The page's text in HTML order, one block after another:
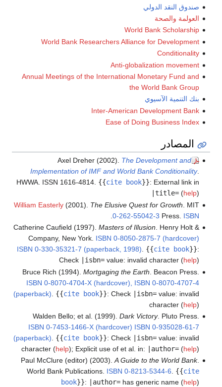
صندوق النقد الدولي
العولمة والصحة
World Bank Scholarship
World Bank Researchers Alliance for Development
Conditionality
Anti-globalization movement
Annual Meetings of the International Monetary Fund and
the World Bank Group
بنك التنمية الآسيوي
Inter-American Development Bank
Ease of Doing Business Index
المصادر
Axel Dreher (2002). The Development and
Implementation of IMF and World Bank Conditionality.
HWWA. ISSN 1616-4814. {{cite book}}: External link in
|title=(help)
William Easterly(2001). The Elusive Quest for Growth . MIT
Press. ISBN
0-262-55042-3
Catherine Caufield (1997). Masters of Illusion . Henry Holt &
Company, New York. ISBN 0-8050-2875-7 (hardcover)
ISBN 0-330-35321-7 (paperback, 1998)
{{cite book}}:
Check
|isbn=value: invalid character (help)
Bruce Rich (1994). Mortgaging the Earth . Beacon Press.
ISBN 0-8070-4704-X (hardcover), ISBN 0-8070-4707-4
(paperback)
{{cite book}}: Check |isbn=value: invalid
character (help)
Walden Bello; et al. (1999). Dark Victory. Pluto Press.
ISBN 0-7453-1466-X (hardcover) ISBN 0-935028-61-7
(paperback)
{{cite book}}: Check |isbn=value: invalid
character (help); Explicit use of et al. in: |author=(help)
Paul McClure (editor) (2003).A Guide to the World Bank.
World Bank Publications. ISBN 0-8213-5344-6. {{cite
book}}: |author=has generic name (help)